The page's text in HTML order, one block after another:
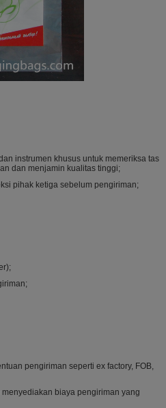
instrumen khusus untuk memeriksa tas
dan menjamin kualitas tinggi;
pihak ketiga sebelum pengiriman;
pengiriman seperti ex factory, FOB,
biaya pengiriman yang